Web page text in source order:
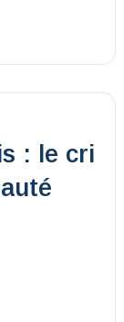
: le cri